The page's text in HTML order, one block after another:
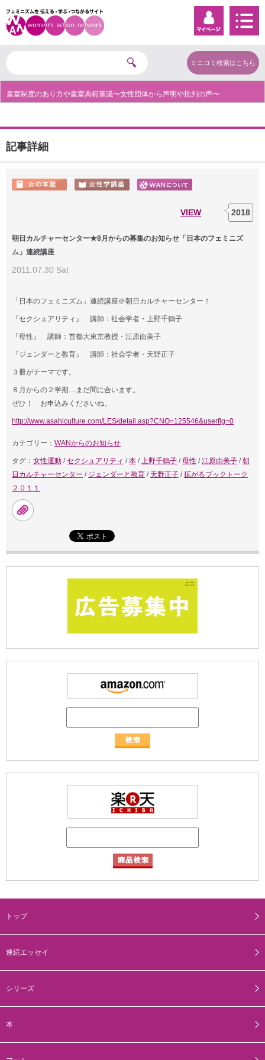
ミニコミ検索はこちら
皇室制度のあり方や皇室典範審議〜女性団体から声明や批判の声〜
記事詳細
VIEW 2018
朝日カルチャーセンター★8月からの募集のお知らせ「日本のフェミニズ
ム」連続講座
2011.07.30 Sat
「日本のフェミニズム」連続講座＠朝日カルチャーセンター！
『セクシュアリティ』 講師：社会学者・上野千鶴子
『母性』 講師：首都大東京教授・江原由美子
『ジェンダーと教育』 講師：社会学者・天野正子
３冊がテーマです。
８月からの２学期…まだ間に合います。
ぜひ！ お申込みくださいね。
http://www.asahiculture.com/LES/detail.asp?CNO=125546&userflg=0
カテゴリー： WANからのお知らせ
タグ： 女性運動 /セクシュアリティ /本 /上野千鶴子 /母性 /江原由美子 /朝
日カルチャーセンター / ジェンダーと教育 / 天野正子 /拡がるブックトーク
２０１１
トップ
連続エッセイ
シリーズ
本